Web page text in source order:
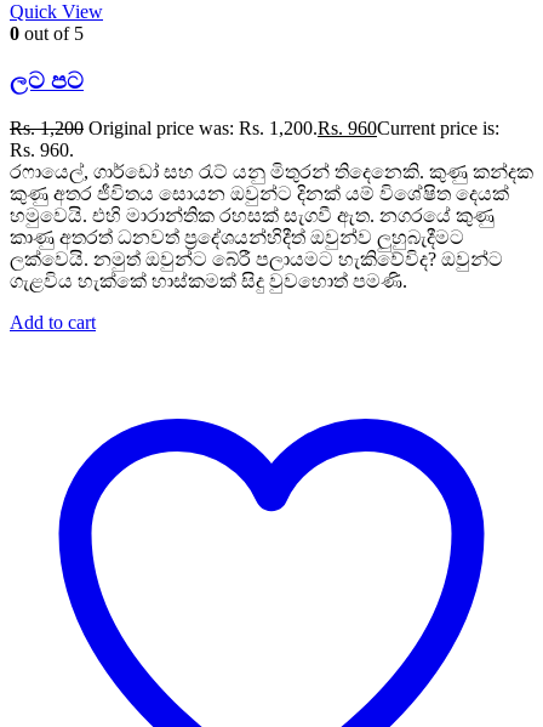
Quick View
0 out of 5
ලට පට
Rs.1,200 Original price was: Rs. 1,200.Rs. 960Current price is:
Rs. 960.
රෆායෙල්, ගාර්ඩෝ සහ රැට් යනු මිතුරන් තිදෙනෙකි. කුණු කන්දක
කුණු අතර ජීවිතය සොයන ඔවුන්ට දිනක් යම් විශේෂිත දෙයක්
හමුවෙයි. එහි මාරාන්තික රහසක් සැගවී ඇත. නගරයේ කුණු
කාණු අතරත් ධනවත් ප්‍රදේශයන්හිදීත් ඔවුන්ව ලුහුබැදීමට
ලක්වෙයි. නමුත් ඔවුන්ට බේරී පලායමට හැකිවේවිද? ඔවුන්ට
ගැළවිය හැක්කේ හාස්කමක් සිදු වුවහොත් පමණි.
Add to cart